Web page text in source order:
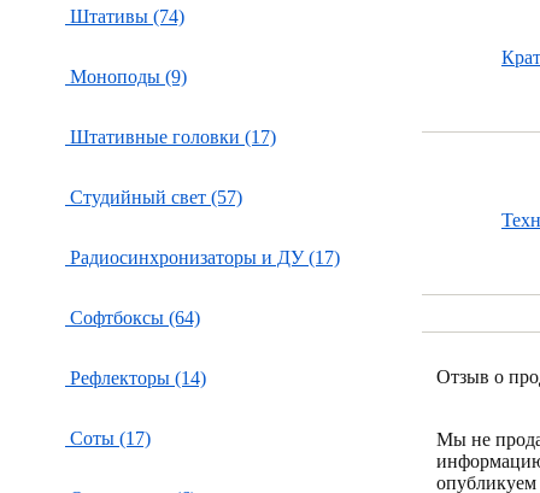
Штативы (74)
Моноподы (9)
Штативные головки (17)
Студийный свет (57)
Радиосинхронизаторы и ДУ (17)
Софтбоксы (64)
Рефлекторы (14)
Соты (17)
Отзыв о
Мы не
опубликуем